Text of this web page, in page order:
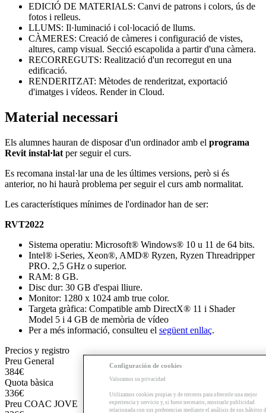
EDICIÓ DE MATERIALS: Canvi de patrons i colors, ús de
fotos i relleus.
LLUMS: Il·luminació i col·locació de llums.
CÀMERES: Creació de càmeres i configuració de vistes,
altures, camp visual. Secció escapolida a partir d'una càmera.
RECORREGUTS: Realització d'un recorregut en una
edificació.
RENDERITZAT: Mètodes de renderitzat, exportació
d'imatges i vídeos. Render in Cloud.
Material necessari
Els alumnes hauran de disposar d'un ordinador amb el programa
Revit instal·lat per seguir el curs.
Es recomana instal·lar una de les últimes versions, però si és
anterior, no hi haurà problema per seguir el curs amb normalitat.
Les característiques mínimes de l'ordinador han de ser:
RVT2022
Sistema operatiu: Microsoft® Windows® 10 u 11 de 64 bits.
Intel® i-Series, Xeon®, AMD® Ryzen, Ryzen Threadripper
PRO. 2,5 GHz o superior.
RAM: 8 GB.
Disc dur: 30 GB d'espai lliure.
Monitor: 1280 x 1024 amb true color.
Targeta gràfica: Compatible amb DirectX® 11 i Shader
Model 5 i 4 GB de memòria de vídeo
Per a més informació, consulteu el següent enllaç.
Precios y registro
Preu General
384€
Quota bàsica
336€
Preu COAC JOVE
Configuración de cookies
Valoramos su privacidad
Utilizamos cookies propias y de terceros para ofrecerle una mejor
experiencia y servicio y, si fuese necesario, mostrarle publicidad
relacionada con sus preferencias mediante el análisis de sus hábitos